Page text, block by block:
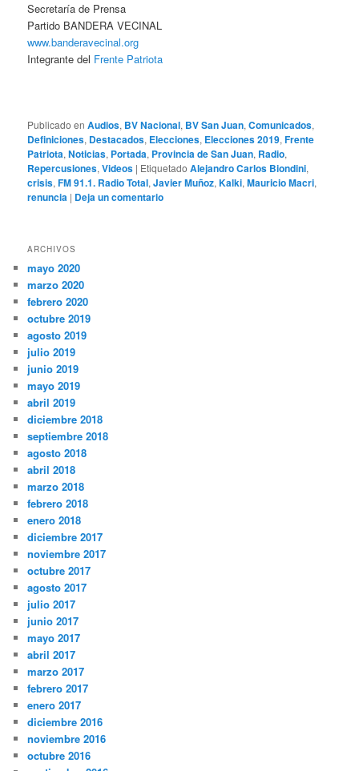
Secretaría de Prensa
Partido BANDERA VECINAL
www.banderavecinal.org
Integrante del Frente Patriota
Publicado en Audios, BV Nacional, BV San Juan,Comunicados,
Definiciones, Destacados, Elecciones, Elecciones 2019,Frente
Patriota,Noticias, Portada, Provincia de San Juan, Radio,
Repercusiones,Videos | Etiquetado Alejandro Carlos Biondini,
crisis,FM 91.1. Radio Total,Javier Muñoz,Kalki,Mauricio Macri,
renuncia | Deja un comentario
ARCHIVOS
mayo 2020
marzo 2020
febrero 2020
octubre 2019
agosto 2019
julio 2019
junio 2019
mayo 2019
abril 2019
diciembre 2018
septiembre 2018
agosto 2018
abril 2018
marzo 2018
febrero 2018
enero 2018
diciembre 2017
noviembre 2017
octubre 2017
agosto 2017
julio 2017
junio 2017
mayo 2017
abril 2017
marzo 2017
febrero 2017
enero 2017
diciembre 2016
noviembre 2016
octubre 2016